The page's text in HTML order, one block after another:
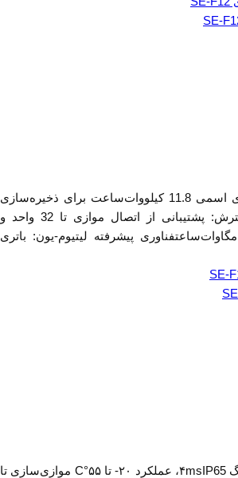
ظرفیت انرژی بالا: انرژی اسمی 11.8 کیلووات‌ساعت برای ذخیره‌سازی
مطمئنطراحی قابل گسترش: پشتیبانی از اتصال موازی تا 32 واحد و
افزایش ظرفیت تا 18 مگاوات‌ساعتفناوری پیشرفته لیتیوم-یون: باتری
راندمان ۹۷.۶٪، سوئیچینگ ۴msIP65، عملکرد ‌۲۰- تا ۵۵°C موازی‌سازی تا